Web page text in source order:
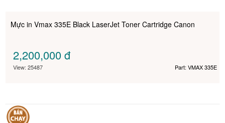
Mực in Vmax 335E Black LaserJet Toner Cartridge Canon
2,200,000đ
View: 25487 Part: VMAX 335E